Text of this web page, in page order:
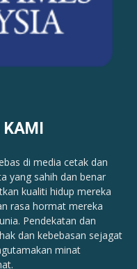
di media cetak dan
yang sahih dan benar
kualiti hidup mereka
rasa hormat mereka
Pendekatan dan
dan kebebasan sejagat
minat